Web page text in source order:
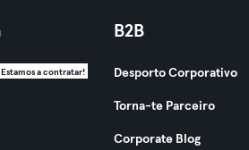
Estamos a contratar!
B2B
Desporto Corporativo
Torna-te Parceiro
Corporate Blog